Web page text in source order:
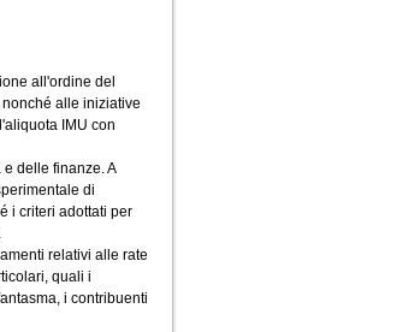
all'ordine del
alle iniziative
IMU con
delle finanze. A
di
i criteri adottati per
relativi alle rate
quali i
i contribuenti